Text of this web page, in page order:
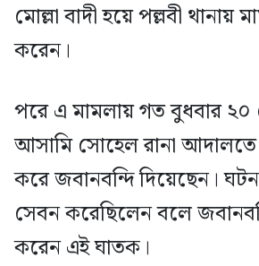
মোল্লা বাদী হয়ে পল্লবী থানায়
করেন।
পরে এ মামলায় গত বুধবার ২০
আসামি সোহেল রানা আদালতে
করে জবানবন্দি দিয়েছেন।
সেবন করেছিলেন বলে
করেন এই ঘাতক।